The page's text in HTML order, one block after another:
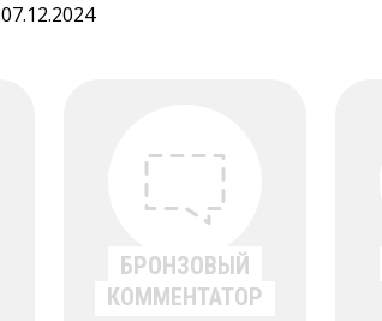
07.12.2024
БРОНЗОВЫЙ
КОММЕНТАТОР